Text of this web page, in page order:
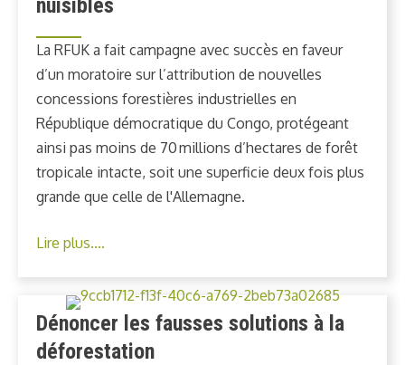
La RFUK a fait campagne avec succès en faveur
d’un moratoire sur l’attribution de nouvelles
concessions forestières industrielles en
République démocratique du Congo, protégeant
ainsi pas moins de 70 millions d’hectares de forêt
tropicale intacte, soit une superficie deux fois plus
grande que celle de l'Allemagne.
Lire plus....
Dénoncer les fausses solutions à la
déforestation